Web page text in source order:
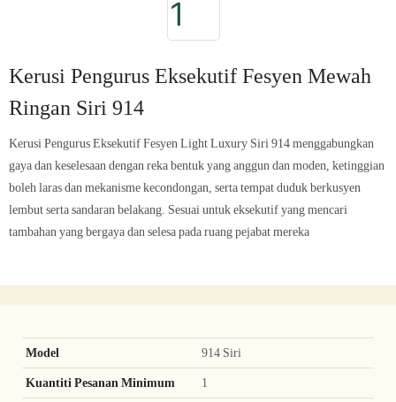
Kerusi Pengurus Eksekutif Fesyen Mewah
Ringan Siri 914
Kerusi Pengurus Eksekutif Fesyen Light Luxury Siri 914 menggabungkan
gaya dan keselesaan dengan reka bentuk yang anggun dan moden, ketinggian
boleh laras dan mekanisme kecondongan, serta tempat duduk berkusyen
lembut serta sandaran belakang. Sesuai untuk eksekutif yang mencari
tambahan yang bergaya dan selesa pada ruang pejabat mereka
Model 914 Siri
Kuantiti Pesanan Minimum 1